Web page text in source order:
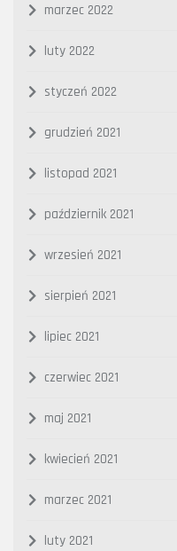
marzec 2022
luty 2022
styczeń 2022
grudzień 2021
listopad 2021
październik 2021
wrzesień 2021
sierpień 2021
lipiec 2021
czerwiec 2021
maj 2021
kwiecień 2021
marzec 2021
luty 2021